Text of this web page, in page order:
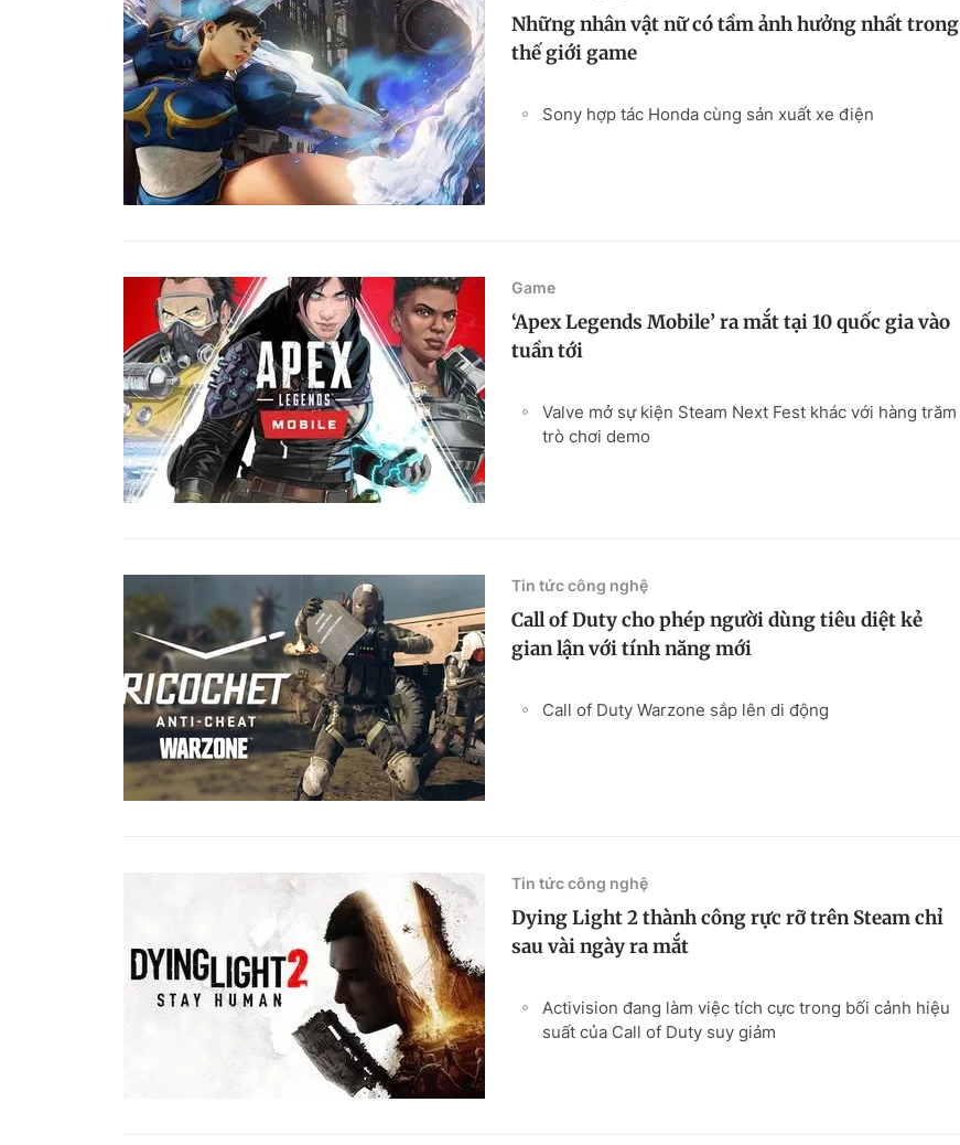
Những nhân vật nữ có tầm ảnh hưởng nhất trong
thế giới game
Sony hợp tác Honda cùng sản xuất xe điện
Game
‘Apex Legends Mobile’ ra mắt tại 10 quốc gia vào
tuần tới
Valve mở sự kiện Steam Next Fest khác với hàng trăm
trò chơi demo
Tin tức công nghệ
Call of Duty cho phép người dùng tiêu diệt kẻ
gian lận với tính năng mới
Call of Duty Warzone sắp lên di động
Tin tức công nghệ
Dying Light 2 thành công rực rỡ trên Steam chỉ
sau vài ngày ra mắt
Activision đang làm việc tích cực trong bối cảnh hiệu
suất của Call of Duty suy giảm